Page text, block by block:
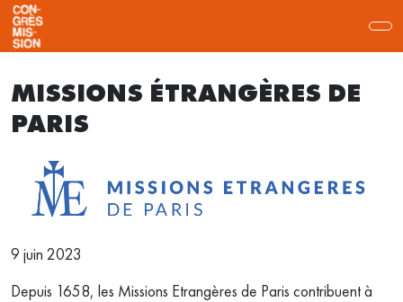
MISSIONS ÉTRANGÈRES DE
PARIS
9 juin 2023
Depuis 1658, les Missions Etrangères de Paris contribuent à